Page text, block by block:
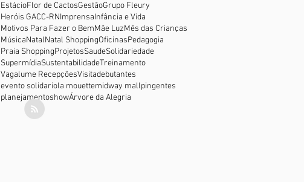
EstácioFlor de CactosGestãoGrupo Fleury
Heróis GACC-RNImprensaInfância e Vida
Motivos Para Fazer o BemMãe LuzMês das Crianças
MúsicaNatalNatal ShoppingOficinasPedagogia
Praia ShoppingProjetosSaudeSolidariedade
SupermídiaSustentabilidadeTreinamento
Vagalume RecepçõesVisitadebutantes
evento solidariola mouettemidway mallpingentes
planejamentoshowÁrvore da Alegria